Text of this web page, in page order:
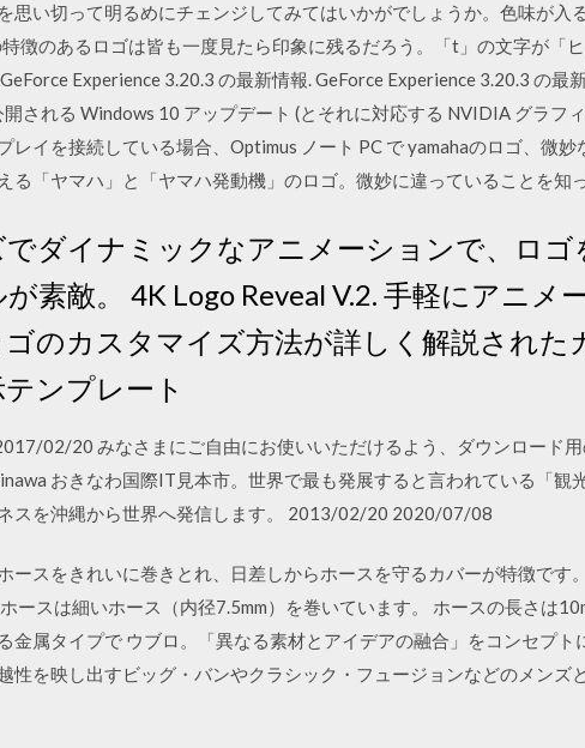
思い切って明るめにチェンジしてみてはいかがでしょうか。色味が入
特徴のあるロゴは皆も一度見たら印象に残るだろう。「t」の文字が「
Experience 3.20.3 の最新情報. GeForce Experience 3.20.3 の最
開される Windows 10 アップデート (とそれに対応する NVIDIA グラフ
レイを接続している場合、Optimus ノート PC で yamahaのロゴ、微
る「ヤマハ」と「ヤマハ発動機」のロゴ。微妙に違っていることを知
でダイナミックなアニメーションで、ロ
素敵。 4K Logo Reveal V.2. 手軽にアニ
のカスタマイズ方法が詳しく解説された
テンプレート
02/20 みなさまにご自由にお使いいただけるよう、ダウンロード用
おきなわ国際IT見本市。世界で最も発展すると言われている「
スを沖縄から世界へ発信します。 2013/02/20 2020/07/08
ースをきれいに巻きとれ、日差しからホースを守るカバーが特徴です
ースは細いホース（内径7.5mm）を巻いています。 ホースの長さは
金属タイプで ウブロ。「異なる素材とアイデアの融合」をコンセプ
性を映し出すビッグ・バンやクラシック・フュージョンなどのメンズ